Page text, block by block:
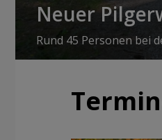
Neuer
Rund 45 Personen bei